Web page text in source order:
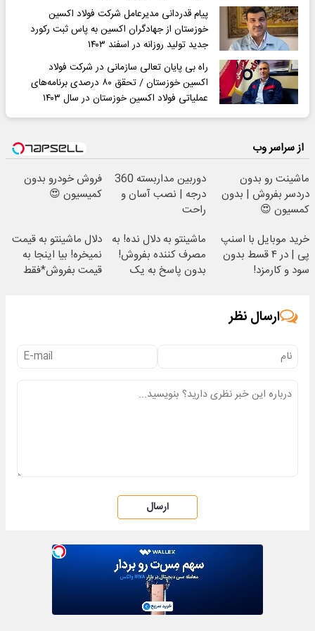
پیام قدردانی مدیرعامل شرکت فولاد اکسین
خوزستان از جهادگران اکسین به پاس ثبت رکورد
جدید تولید روزانه در اسفند ۱۴۰۳
راه بی پایان تعالی سازمانی در شرکت فولاد
اکسین خوزستان / تحقق ۸۰ درصدی برنامه‌های
عملیاتی فولاد اکسین خوزستان در سال ۱۴۰۳
از سراسر وب
ماشینت رو بدون
دردسر بفروش | بدون
کمسیون 😍
دوربین مداربسته 360
درجه | نصب آسان و
راحت
فروش خودرو بدون
کمیسیون 😍
خرید موبایل با اسنپ
پی | در ۴ قسط بدون
سود و کارمزد!
ماشینتو به دلال نده! به
مصرف کننده بفروش!
بدون پاسخ به یک
دلال ماشینتو به قیمت
نمیخره! بیا اینجا به
قیمت بفروش*فقط
ارسال نظر
ارسال